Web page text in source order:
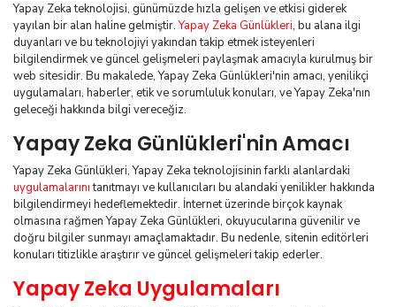
Yapay Zeka teknolojisi, günümüzde hızla gelişen ve etkisi giderek
yayılan bir alan haline gelmiştir.Yapay Zeka Günlükleri, bu alana ilgi
duyanları ve bu teknolojiyi yakından takip etmek isteyenleri
bilgilendirmek ve güncel gelişmeleri paylaşmak amacıyla kurulmuş bir
web sitesidir. Bu makalede, Yapay Zeka Günlükleri'nin amacı, yenilikçi
uygulamaları, haberler, etik ve sorumluluk konuları, ve Yapay Zeka'nın
geleceği hakkında bilgi vereceğiz.
Yapay Zeka Günlükleri'nin Amacı
Yapay Zeka Günlükleri, Yapay Zeka teknolojisinin farklı alanlardaki
uygulamalarınıtanıtmayı ve kullanıcıları bu alandaki yenilikler hakkında
bilgilendirmeyi hedeflemektedir. İnternet üzerinde birçok kaynak
olmasına rağmen Yapay Zeka Günlükleri, okuyucularına güvenilir ve
doğru bilgiler sunmayı amaçlamaktadır. Bu nedenle, sitenin editörleri
konuları titizlikle araştırır ve güncel gelişmeleri takip ederler.
Yapay Zeka Uygulamaları